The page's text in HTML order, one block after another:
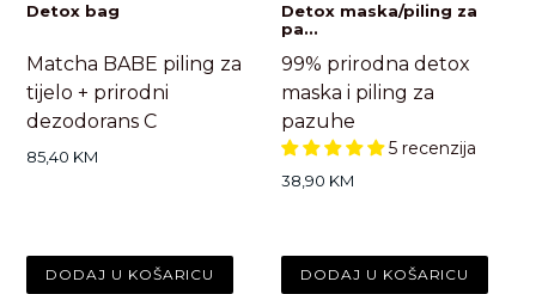
Detox bag
Matcha BABE piling za
tijelo + prirodni
dezodorans C
Standardna
85,40 KM
Detox maska/piling za
pa...
99% prirodna detox
maska i piling za
pazuhe
5 recenzija
Standardna
38,90 KM